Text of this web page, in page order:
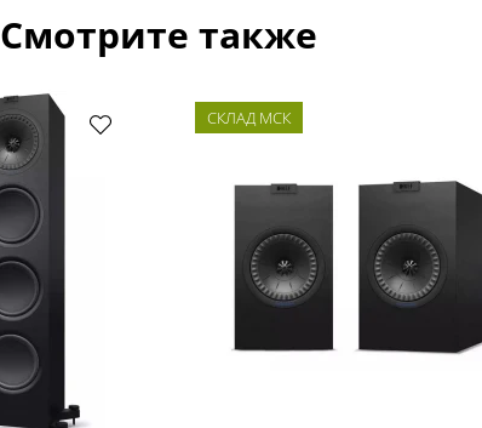
Смотрите также
СКЛАД МСК